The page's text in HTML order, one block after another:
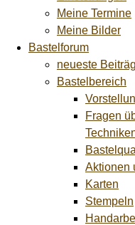
Meine Termine
Meine Bilder
Bastelforum
neueste
Bastelbereich
Fragen
Aktionen
Karten
Stempeln